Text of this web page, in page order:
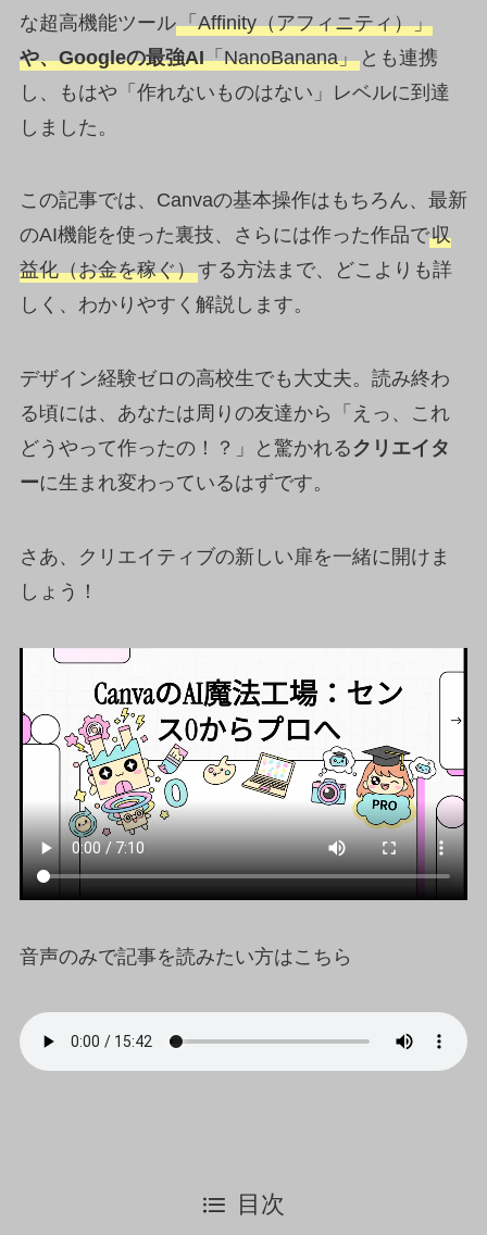
な超高機能ツール「Affinity（アフィニティ）」
や、Googleの最強AI「NanoBanana」とも連携
し、もはや「作れないものはない」レベルに到達
しました。
この記事では、Canvaの基本操作はもちろん、最新
のAI機能を使った裏技、さらには作った作品で収
益化（お金を稼ぐ）する方法まで、どこよりも詳
しく、わかりやすく解説します。
デザイン経験ゼロの高校生でも大丈夫。読み終わ
る頃には、あなたは周りの友達から「えっ、これ
どうやって作ったの！？」と驚かれるクリエイタ
ーに生まれ変わっているはずです。
さあ、クリエイティブの新しい扉を一緒に開けま
しょう！
音声のみで記事を読みたい方はこちら
目次